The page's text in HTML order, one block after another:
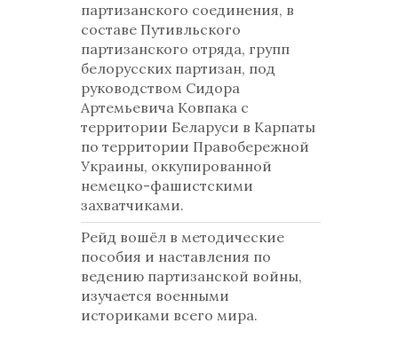
партизанского соединения, в
составе Путивльского
партизанского отряда, групп
белорусских партизан, под
руководством Сидора
Артемьевича Ковпака с
территории Беларуси в Карпаты
по территории Правобережной
Украины, оккупированной
немецко-фашистскими
захватчиками.
Рейд вошёл в методические
пособия и наставления по
ведению партизанской войны,
изучается военными
историками всего мира.